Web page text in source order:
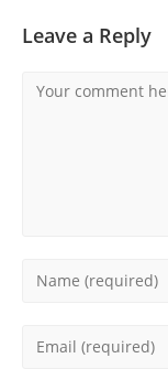
Leave a Reply
Comment
Enter
Enter